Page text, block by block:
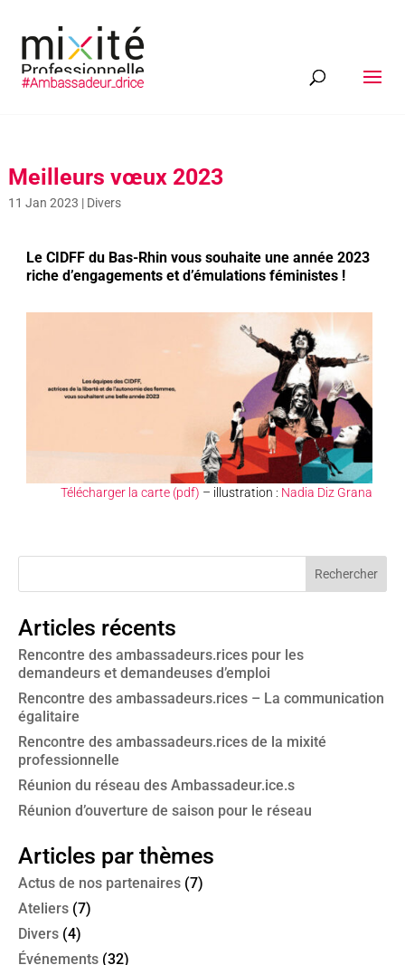
Meilleurs vœux 2023
11 Jan 2023 | Divers
Le CIDFF du Bas-Rhin vous souhaite une année 2023
riche d’engagements et d’émulations féministes !
Télécharger la carte (pdf) – illustration : Nadia Diz Grana
Articles récents
Rencontre des ambassadeurs.rices pour les
demandeurs et demandeuses d’emploi
Rencontre des ambassadeurs.rices – La communication
égalitaire
Rencontre des ambassadeurs.rices de la mixité
professionnelle
Réunion du réseau des Ambassadeur.ice.s
Réunion d’ouverture de saison pour le réseau
Articles par thèmes
Actus de nos partenaires (7)
Ateliers (7)
Divers (4)
Événements (32)